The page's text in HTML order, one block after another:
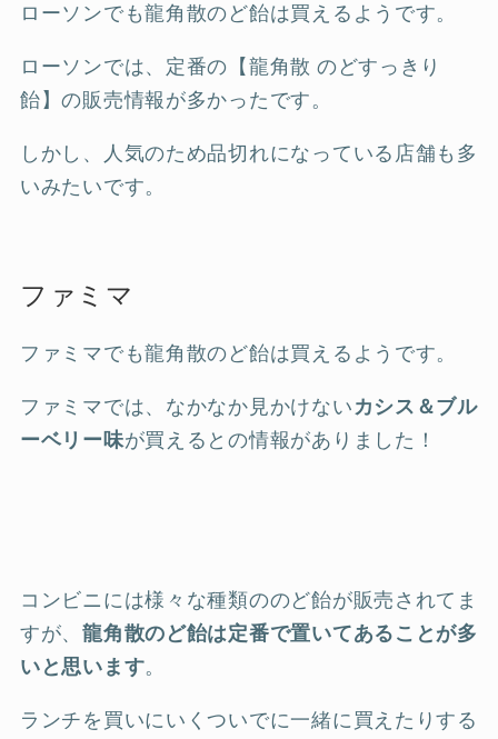
ローソンでも龍角散のど飴は買えるようです。
ローソンでは、定番の【龍角散 のどすっきり
飴】の販売情報が多かったです。
しかし、人気のため品切れになっている店舗も多
いみたいです。
ファミマ
ファミマでも龍角散のど飴は買えるようです。
ファミマでは、なかなか見かけないカシス＆ブル
ーベリー味が買えるとの情報がありました！
コンビニには様々な種類ののど飴が販売されてま
すが、龍角散のど飴は定番で置いてあることが多
いと思います。
ランチを買いにいくついでに一緒に買えたりする